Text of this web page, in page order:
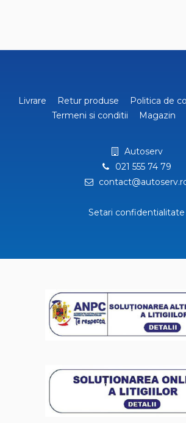
Livrare Retur produse
Politica de
Termeni si conditii
Magazin
Autoserv
021 555 74 79
Setari confidentialitate